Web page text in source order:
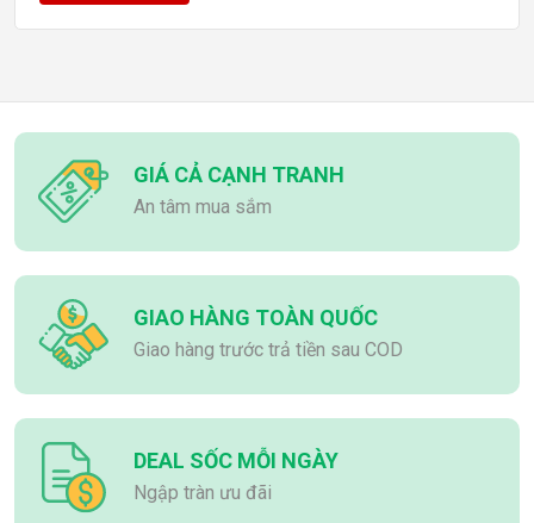
GDDR3
GDDR4
GDDR5
GDDR5X
GDDR6X
GDDR7
Kích thước bộ nhớ
2GB
4GB
6GB
8GB
GIÁ CẢ CẠNH TRANH
An tâm mua sắm
GIAO HÀNG TOÀN QUỐC
Giao hàng trước trả tiền sau COD
DEAL SỐC MỖI NGÀY
Ngập tràn ưu đãi